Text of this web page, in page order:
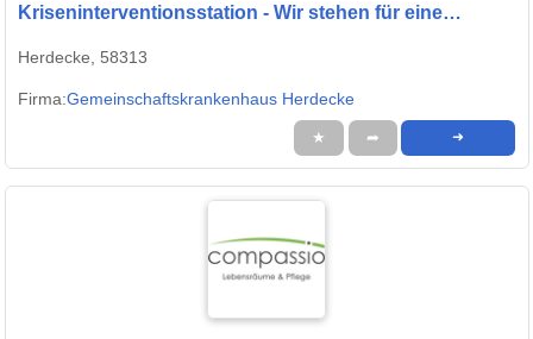
Kriseninterventionsstation - Wir stehen für eine
Herdecke, 58313
Firma:Gemeinschaftskrankenhaus Herdecke
★ ➦ ➜